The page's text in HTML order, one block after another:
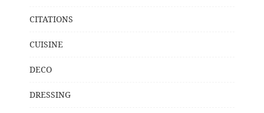
CITATIONS
CUISINE
DECO
DRESSING